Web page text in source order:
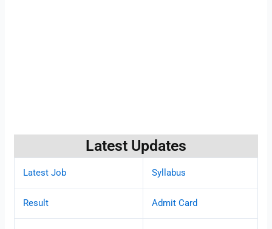
Latest Updates
Latest Job Syllabus
Result Admit Card